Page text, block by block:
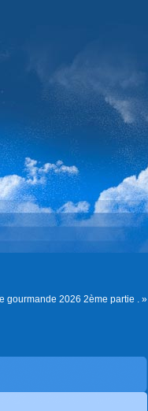
gourmande 2026 2ème partie . »